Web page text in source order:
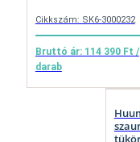
Cikkszám: SK6-3000232
Bruttó ár: 114 390 Ft /
darab